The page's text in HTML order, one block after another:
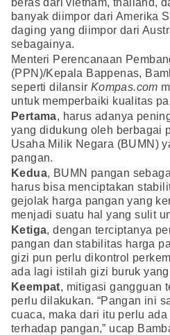
banyak diimpor dari Amerika
daging yang diimpor dari
sebagainya.
Menteri Perencanaan
(PPN)/Kepala Bappenas,
seperti dilansir Kompas.com
untuk memperbaiki kualitas
Pertama, harus adanya
yang didukung oleh berbagai
Usaha Milik Negara (BUMN)
pangan.
Kedua, BUMN pangan
harus bisa menciptakan
gejolak harga pangan yang
menjadi suatu hal yang sulit
Ketiga, dengan terciptanya
pangan dan stabilitas harga
gizi pun perlu dikontrol
ada lagi istilah gizi buruk
Keempat, mitigasi gangguan
perlu dilakukan. “Pangan ini
cuaca, maka dari itu perlu
terhadap pangan,” ucap